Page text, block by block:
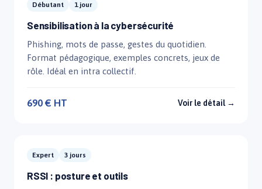
Débutant 1 jour
Sensibilisation à la cybersécurité
Phishing, mots de passe, gestes du quotidien.
Format pédagogique, exemples concrets, jeux de
rôle. Idéal en intra collectif.
690 € HT Voir le détail →
Expert 3 jours
RSSI : posture et outils